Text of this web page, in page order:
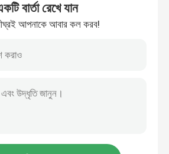
বার্তা রেখে যান
আপনাকে আবার কল করব!